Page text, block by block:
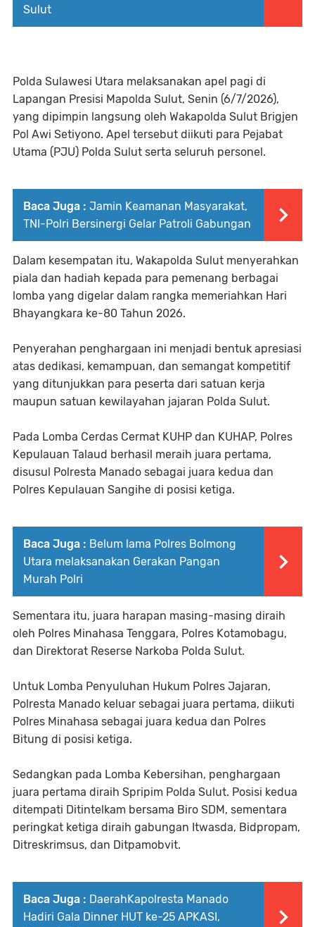
Sulut
Polda Sulawesi Utara melaksanakan apel pagi di
Lapangan Presisi Mapolda Sulut, Senin (6/7/2026),
yang dipimpin langsung oleh Wakapolda Sulut Brigjen
Pol Awi Setiyono. Apel tersebut diikuti para Pejabat
Utama (PJU) Polda Sulut serta seluruh personel.
Baca Juga : Jamin Keamanan Masyarakat,
TNI-Polri Bersinergi Gelar Patroli Gabungan
Dalam kesempatan itu, Wakapolda Sulut menyerahkan
piala dan hadiah kepada para pemenang berbagai
lomba yang digelar dalam rangka memeriahkan Hari
Bhayangkara ke-80 Tahun 2026.
Penyerahan penghargaan ini menjadi bentuk apresiasi
atas dedikasi, kemampuan, dan semangat kompetitif
yang ditunjukkan para peserta dari satuan kerja
maupun satuan kewilayahan jajaran Polda Sulut.
Pada Lomba Cerdas Cermat KUHP dan KUHAP, Polres
Kepulauan Talaud berhasil meraih juara pertama,
disusul Polresta Manado sebagai juara kedua dan
Polres Kepulauan Sangihe di posisi ketiga.
Baca Juga : Belum lama Polres Bolmong
Utara melaksanakan Gerakan Pangan
Murah Polri
Sementara itu, juara harapan masing-masing diraih
oleh Polres Minahasa Tenggara, Polres Kotamobagu,
dan Direktorat Reserse Narkoba Polda Sulut.
Untuk Lomba Penyuluhan Hukum Polres Jajaran,
Polresta Manado keluar sebagai juara pertama, diikuti
Polres Minahasa sebagai juara kedua dan Polres
Bitung di posisi ketiga.
Sedangkan pada Lomba Kebersihan, penghargaan
juara pertama diraih Spripim Polda Sulut. Posisi kedua
ditempati Ditintelkam bersama Biro SDM, sementara
peringkat ketiga diraih gabungan Itwasda, Bidpropam,
Ditreskrimsus, dan Ditpamobvit.
Baca Juga : DaerahKapolresta Manado
Hadiri Gala Dinner HUT ke-25 APKASI,